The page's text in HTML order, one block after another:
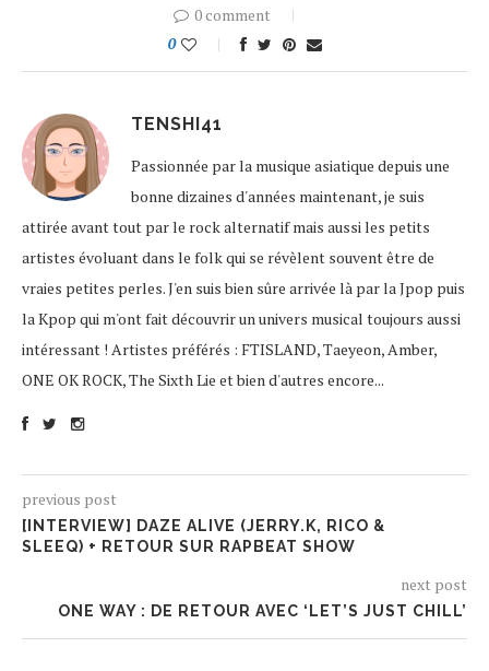
0 comment
0
TENSHI41
Passionnée par la musique asiatique depuis une
bonne dizaines d'années maintenant, je suis
attirée avant tout par le rock alternatif mais aussi les petits
artistes évoluant dans le folk qui se révèlent souvent être de
vraies petites perles. J'en suis bien sûre arrivée là par la Jpop puis
la Kpop qui m'ont fait découvrir un univers musical toujours aussi
intéressant ! Artistes préférés : FTISLAND, Taeyeon, Amber,
ONE OK ROCK, The Sixth Lie et bien d'autres encore...
previous post
[INTERVIEW] DAZE ALIVE (JERRY.K, RICO &
SLEEQ) + RETOUR SUR RAPBEAT SHOW
next post
ONE WAY : DE RETOUR AVEC ‘LET’S JUST CHILL’